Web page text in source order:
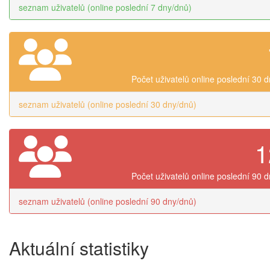
seznam uživatelů (online poslední 7 dny/dnů)
Počet uživatelů online poslední 30
seznam uživatelů (online poslední 30 dny/dnů)
Počet uživatelů online poslední 90
seznam uživatelů (online poslední 90 dny/dnů)
Aktuální statistiky